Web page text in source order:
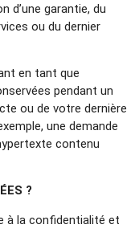
d’une garantie, du
ou du dernier
en tant que
pendant un
ou de votre dernière
une demande
contenu
?
à la confidentialité et